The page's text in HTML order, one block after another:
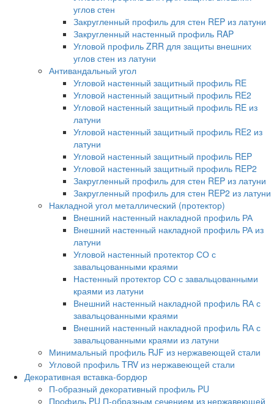
углов стен
Закругленный профиль для стен REP из латуни
Закругленный настенный профиль RAP
Угловой профиль ZRR для защиты внешних
углов стен из латуни
Антивандальный угол
Угловой настенный защитный профиль RE
Угловой настенный защитный профиль RE2
Угловой настенный защитный профиль RE из
латуни
Угловой настенный защитный профиль RE2 из
латуни
Угловой настенный защитный профиль REP
Угловой настенный защитный профиль REP2
Закругленный профиль для стен REP из латуни
Закругленный профиль для стен REP2 из латуни
Накладной угол металлический (протектор)
Внешний настенный накладной профиль РА
Внешний настенный накладной профиль РА из
латуни
Угловой настенный протектор СО с
завальцованными краями
Настенный протектор СО с завальцованными
краями из латуни
Внешний настенный накладной профиль RА с
завальцованными краями
Внешний настенный накладной профиль RА с
завальцованными краями из латуни
Минимальный профиль RJF из нержавеющей стали
Угловой профиль TRV из нержавеющей стали
Декоративная вставка-бордюр
П-образный декоративный профиль PU
Профиль PU П-образным сечением из нержавеющей